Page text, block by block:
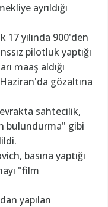
ayrıldığı
17 yılında 900'den
pilotluk yaptığı
maaş aldığı
gözaltına
evrakta sahtecilik,
bulundurma" gibi
basına yaptığı
"film
yapılan